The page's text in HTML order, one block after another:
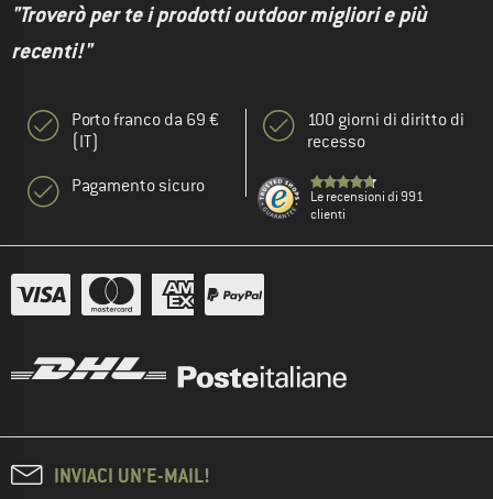
"Troverò per te i prodotti outdoor migliori e più
recenti!"
Porto franco da 69 €
(IT)
Pagamento sicuro
100 giorni di diritto di
recesso
Le recensioni di 991
clienti
INVIACI UN'E-MAIL!